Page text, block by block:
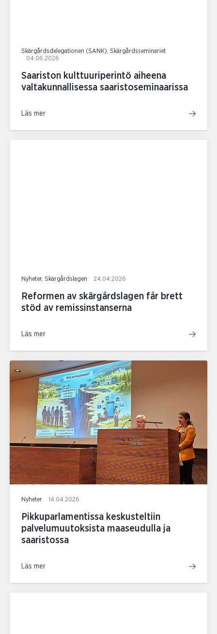
Skärgårdsdelegationen (SANK), Skärgårdsseminariet
04.06.2026
Saariston kulttuuriperintö aiheena
valtakunnallisessa saaristoseminaarissa
Läs mer
Nyheter, Skärgårdslagen 24.04.2026
Reformen av skärgårdslagen får brett
stöd av remissinstanserna
Läs mer
Nyheter 14.04.2026
Pikkuparlamentissa keskusteltiin
palvelumuutoksista maaseudulla ja
saaristossa
Läs mer